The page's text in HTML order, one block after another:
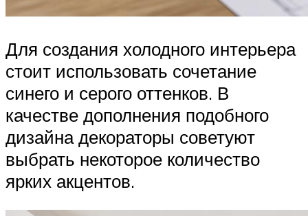
Для создания холодного интерьера
стоит использовать сочетание
синего и серого оттенков. В
качестве дополнения подобного
дизайна декораторы советуют
выбрать некоторое количество
ярких акцентов.